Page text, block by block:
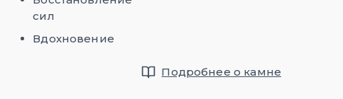
сил
Вдохновение
Подробнее о камне